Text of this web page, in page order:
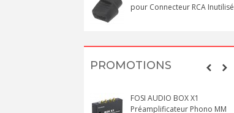
pour Connecteur RCA Inutilisé
PROMOTIONS
FOSI AUDIO BOX X1
Préamplificateur Phono MM